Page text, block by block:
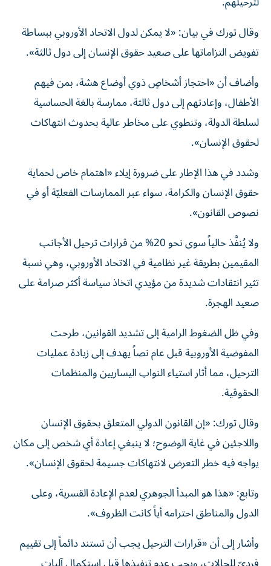
وقال تورك في بيان: «لا يمكن لدول الاتحاد الأوروبي ببساطة
تفويض التزاماتها على صعيد حقوق الإنسان إلى دول ثالثة».
وأضاف أن «احتجاز أشخاصٍ ذوي أوضاع هشة، بمن فيهم
الأطفال، وإعادتهم إلى دول ثالثة، ممارسة بالغة الحساسية
لسلطة الدولة، وتنطوي على مخاطر عالية بحدوث انتهاكات
لحقوق الإنسان».
وشدد في هذا الإطار على ضرورة إيلاء «اهتمام خاص لحماية
حقوق الإنسان والكرامة، سواء عبر الممارسات الفعليّة أو في
نصوص القانون».
ولا يُنفَّذ حالياً سوى نحو 20% من قرارات ترحيل الأجانب
المقيمين بطريقة غير نظامية في الاتحاد الأوروبي، وهي نسبة
تثير انتقادات شديدة من مؤيدي اتخاذ سياسة أكثر صرامة على
صعيد الهجرة.
وفي ظل الضغوط الرامية إلى تشديد القوانين، طرحت
المفوضية الأوروبية قبل عام نصاً يهدف إلى زيادة عمليات
الترحيل، مما أثار استياء النواب اليساريين والمنظمات
الحقوقية.
وقال تورك: «إن القانون الدولي المتعلق بحقوق الإنسان
واللاجئين في غاية الوضوح؛ لا ينبغي إعادة أي شخص إلى مكان
يواجه فيه خطر التعرض لانتهاكات جسيمة لحقوق الإنسان».
وتابع: «هذا هو المبدأ الجوهري لعدم الإعادة القسرية، وعلى
الدول والمناطق احترامه أياً كانت الظروف».
وأشار إلى أن «قرارات الترحيل يجب أن تستند دائماً إلى تقييم